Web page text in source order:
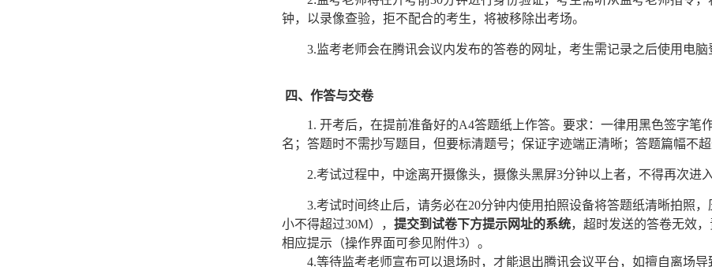
钟，以录像查验，拒不配合的考生，将被移除出考场。
3.监考老师会在腾讯会议内发布的答卷的网址，考生需记录之后使用电脑
四、作答与交卷
1. 开考后，在提前准备好的A4答题纸上作答。要求：一律用黑色签字笔
名；答题时不需抄写题目，但要标清题号；保证字迹端正清晰；答题篇幅不
2.考试过程中，中途离开摄像头，摄像头黑屏3分钟以上者，不得再次进
3.考试时间终止后，请务必在20分钟内使用拍照设备将答题纸清晰拍照
小不得超过30M）
， 提交到试卷下方提示网址的系统，超时发送的答卷无效
相应提示（操作界面可参见附件3）。
4.等待监考老师宣布可以退场时，才能退出腾讯会议平台，如擅自离场导